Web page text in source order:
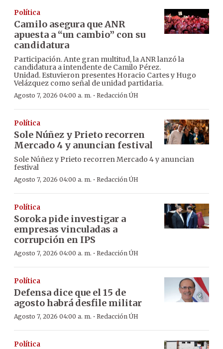
Política
Camilo asegura que ANR
apuesta a “un cambio” con su
candidatura
Participación. Ante gran multitud, la ANR lanzó la
candidatura a intendente de Camilo Pérez.
Unidad. Estuvieron presentes Horacio Cartes y Hugo
Velázquez como señal de unidad partidaria.
Agosto 7, 2026 04:00 a. m. · Redacción ÚH
Política
Sole Núñez y Prieto recorren
Mercado 4 y anuncian festival
Sole Núñez y Prieto recorren Mercado 4 y anuncian
festival
Agosto 7, 2026 04:00 a. m. · Redacción ÚH
Política
Soroka pide investigar a
empresas vinculadas a
corrupción en IPS
Agosto 7, 2026 04:00 a. m. · Redacción ÚH
Política
Defensa dice que el 15 de
agosto habrá desfile militar
Agosto 7, 2026 04:00 a. m. · Redacción ÚH
Política